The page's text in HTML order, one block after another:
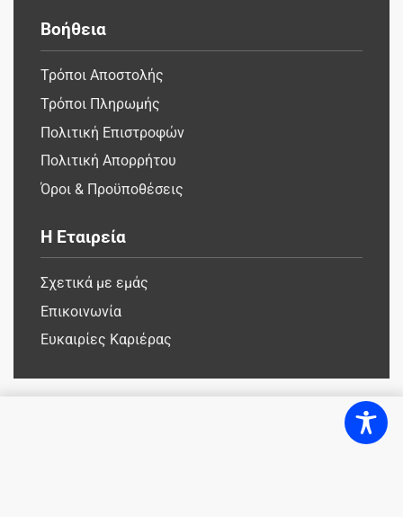
Βοήθεια
Τρόποι Αποστολής
Τρόποι Πληρωμής
Πολιτική Επιστροφών
Πολιτική Απορρήτου
Όροι & Προϋποθέσεις
Η Εταιρεία
Σχετικά με εμάς
Επικοινωνία
Ευκαιρίες Καριέρας